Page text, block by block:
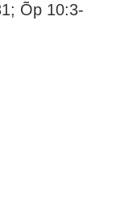
Õp 10:3-